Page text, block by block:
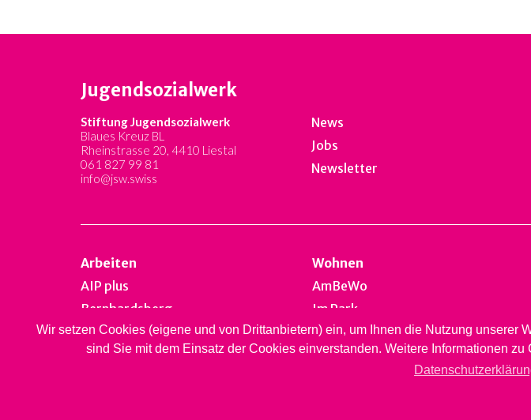
Wir setzen Cookies (eigene und von Drittanbietern) ein, um Ihnen die Nutzung unserer
sind Sie mit dem Einsatz der Cookies einverstanden. Weitere Informationen
Jugendsozialwerk
Stiftung Jugendsozialwerk
Blaues Kreuz BL
Rheinstrasse 20, 4410 Liestal
061 827 99 81
info@jsw.swiss
News
Jobs
Newsletter
Arbeiten
AIP plus
Bernhardsberg
Take off
Brockenhallen
Wohnen
AmBeWo
Im Park
Falkennest
Bernhardsberg